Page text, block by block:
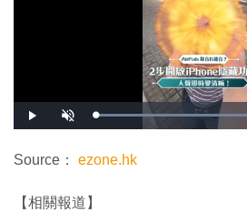
播
放
開
啟
載
入
Source： ezone.hk
【相關報道】